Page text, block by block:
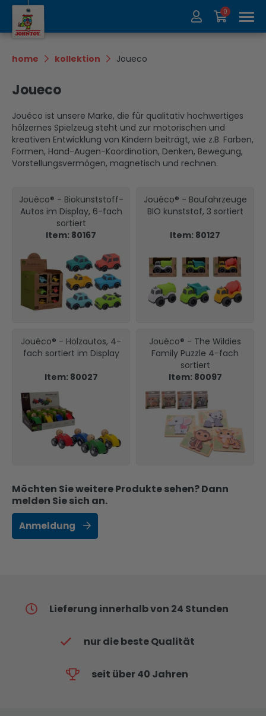
Über uns Kollektion
Messen
Kontakt Update
0
home kollektion Joueco
Joueco
Jouéco ist unsere Marke, die für qualitativ hochwertiges
hölzernes Spielzeug steht und zur motorischen und
kreativen Entwicklung von Kindern beiträgt, wie z.B. Farben,
Formen, Hand-Augen-Koordination, Denken, Bewegung,
Vorstellungsvermögen, magnetisch und rechnen.
Jouéco® - Biokunststoff-
Autos im Display, 6-fach
sortiert
Item: 80167
Jouéco® - Baufahrzeuge
BIO kunststof, 3 sortiert
Item: 80127
Jouéco® - Holzautos, 4-
fach sortiert im Display
Item: 80027
Jouéco® - The Wildies
Family Puzzle 4-fach
sortiert
Item: 80097
Möchten Sie weitere Produkte sehen? Dann
melden Sie sich an.
Anmeldung
Lieferung innerhalb von 24 Stunden
nur die beste Qualität
seit über 40 Jahren